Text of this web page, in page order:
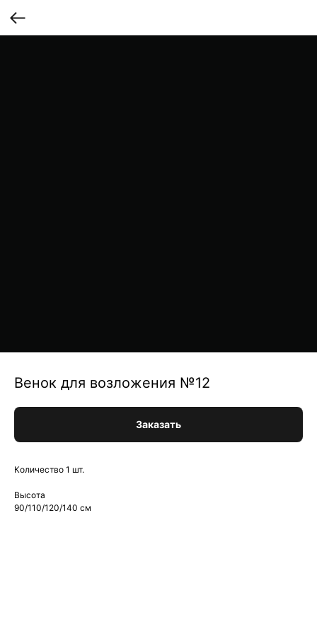
Венок для возложения №12
Заказать
Количество 1 шт.
Высота
90/110/120/140 см